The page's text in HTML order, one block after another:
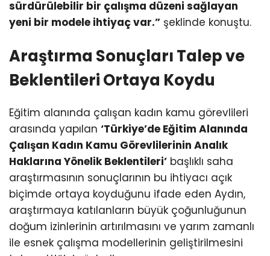
sürdürülebilir bir çalışma düzeni sağlayan
yeni bir modele ihtiyaç var.” şeklinde konuştu.
Araştırma Sonuçları Talep ve
Beklentileri Ortaya Koydu
Eğitim alanında çalışan kadın kamu görevlileri
arasında yapılan ‘Türkiye’de Eğitim Alanında
Çalışan Kadın Kamu Görevlilerinin Analık
Haklarına Yönelik Beklentileri’ başlıklı saha
araştırmasının sonuçlarının bu ihtiyacı açık
biçimde ortaya koyduğunu ifade eden Aydın,
araştırmaya katılanların büyük çoğunluğunun
doğum izinlerinin artırılmasını ve yarım zamanlı
ile esnek çalışma modellerinin geliştirilmesini